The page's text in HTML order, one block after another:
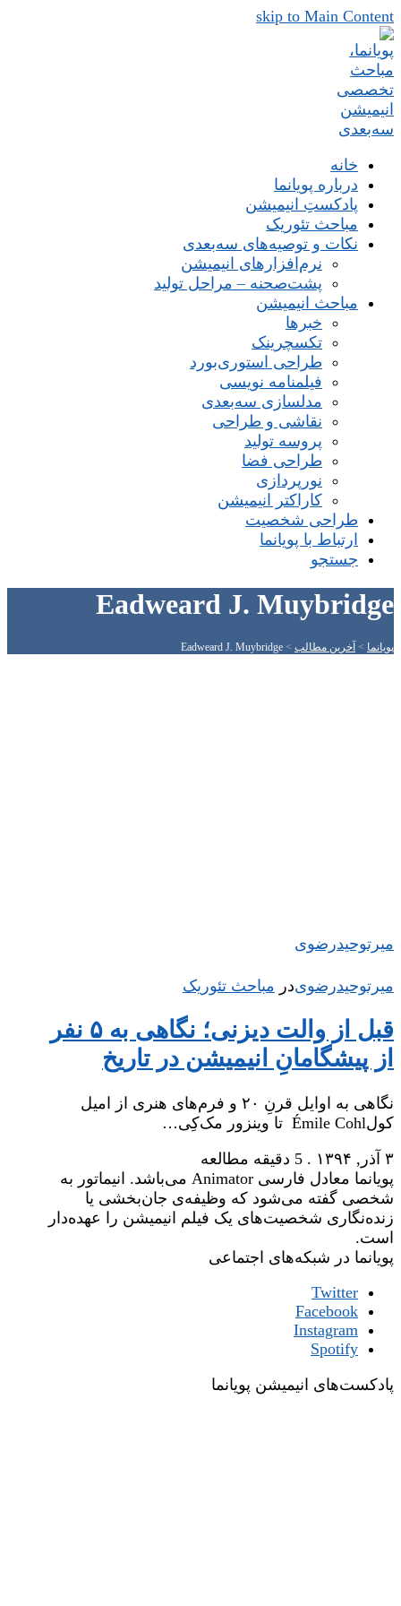
skip to Main Content
خانه
درباره پویانما
پادکستِ انیمیشن
مباحث تئوریک
نکات و توصیه‌های‌ سه‌بعدی
نرم‌افزارهای انیمیشن
پشت‌صحنه – مراحل تولید
مباحث انیمیشن
خبرها
تکسچرینک
طراحی استوری‌بورد
فیلمنامه نویسی
مدلسازی سه‌بعدی
نقاشی و طراحی
پروسه تولید
طراحی فضا
نورپردازی
کاراکتر انیمیشن
طراحی شخصیت
ارتباط با پویانما
جستجو
Eadweard J. Muybridge
پویانما > آخرین مطالب >
Eadweard J. Muybridge
میر‌توحیدرضوی
میر‌توحیدرضویدر مباحث تئوریک
قبل از والت دیزنی؛ نگاهی به ۵ نفر
از پیشگامانِ انیمیشن در تاریخ
نگاهی به اوایل قرنِ ۲۰ و فرم‌های هنری از امیل
کولÉmile Cohl تا وینزور مک‌کِی…
۳ آذر, ۱۳۹۴
. 5 دقیقه مطالعه
پویانما معادل فارسی Animator می‌باشد. انیماتور به
شخصی گفته می‌شود که وظیفه‌ی جان‌بخشی یا
زنده‌نگاری شخصیت‌های یک فیلم انیمیشن را عهده‌دار
است.
پویانما در شبکه‌های اجتماعی
Twitter
Facebook
Instagram
Spotify
پادکست‌های انیمیشن پویانما